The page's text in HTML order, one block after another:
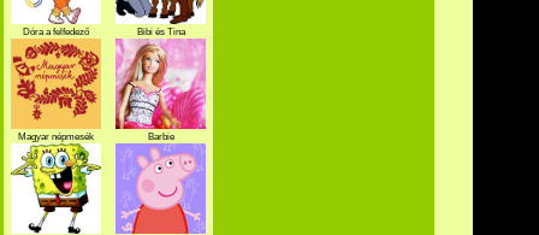
Dóra a felfedező Bibi és Tina
Magyar népmesék Barbie